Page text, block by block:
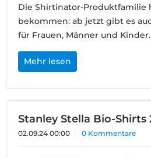
Die Shirtinator-Produktfamilie
bekommen: ab jetzt gibt es
für Frauen, Männer und Kinder.
Mehr lesen
Stanley Stella Bio-Shirts
02.09.24 00:00 0 Kommentare